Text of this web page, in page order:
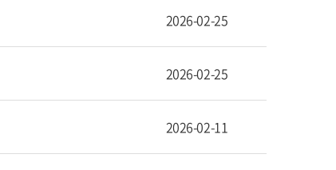
2026-02-25
2026-02-25
2026-02-11